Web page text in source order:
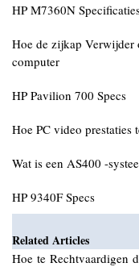
HP M7360N
Hoe de zijkap Verwijder
computer
HP Pavilion 700 Specs
Hoe PC video prestaties
Wat is een AS400 -
HP 9340F Specs
Related Articles
Hoe te Rechtvaardigen